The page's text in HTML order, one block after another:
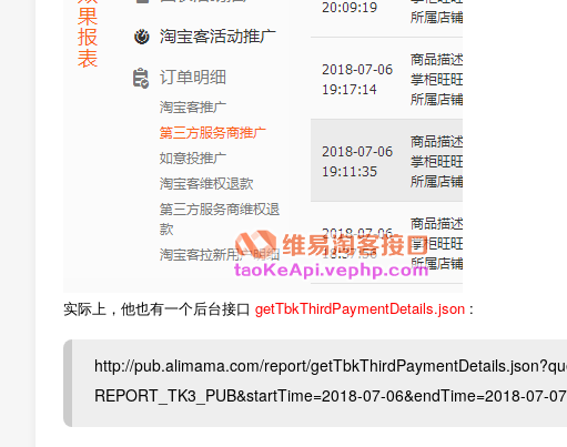
实际上，他也有一个后台接口 getTbkThirdPaymentDetails.json :
http://pub.alimama.com/report/
REPORT_TK3_PUB&startTime=2018-07-06&endTime=2018-07-07